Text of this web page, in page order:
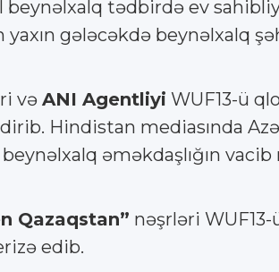
beynəlxalq tədbirdə ev
gələcəkdə beynəlxalq
və ANI Agentliyi WUF13-ü
Hindistan mediasında
əməkdaşlığın
Qazaqstan” nəşrləri
edib.